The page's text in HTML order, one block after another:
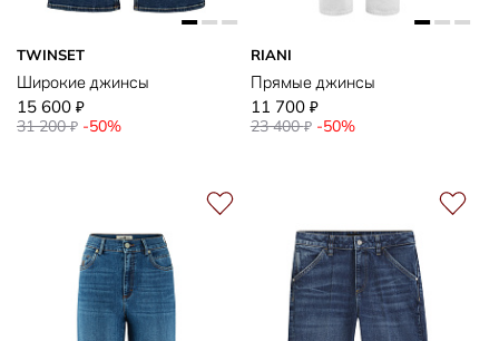
TWINSET
Широкие джинсы
15 600 ₽
31 200₽ -50%
RIANI
Прямые джинсы
11 700 ₽
23 400₽ -50%